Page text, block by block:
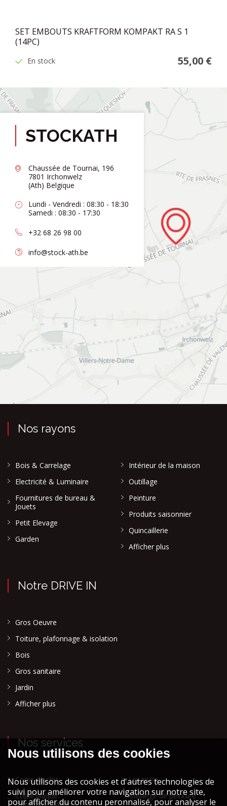
SET EMBOUTS KRAFTFORM KOMPAKT RA S 1
(14PC)
En stock 55,00 €
STOCKATH
Chaussée de Tournai, 196
7801 Irchonwelz
(Ath) Belgique
Lundi - Vendredi : 08:30 - 18:30
Samedi : 08:30 - 17:30
+32 68 26 98 00
info@stock-ath.be
Nos rayons
Bois & Carrelage
Electricité & Luminaire
Fournitures de bureau &
Jouets
Petit Elevage
Garden
Intérieur de la maison
Outillage
Peinture
Produits saisonnier
Quincaillerie
Afficher plus
Notre DRIVE IN
Gros Oeuvre
Toiture, plafonnage & isolation
Bois
Gros sanitaire
Jardin
Afficher plus
Nos services
Copie de clés
Copie plaque
d'immatriculation
Livraison
Mélange de peinture